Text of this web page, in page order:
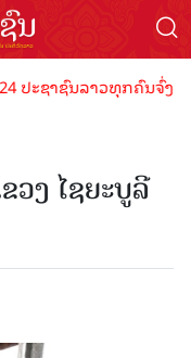
ປະຊາຊົນລາວທຸກຄົນຈົ່ງພ້
ງ ໄຊຍະບູລີ